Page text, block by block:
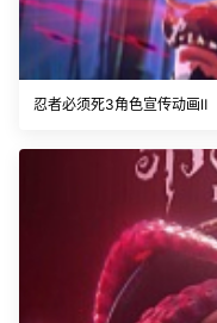
忍者必须死3角色宣传动画Ⅱ